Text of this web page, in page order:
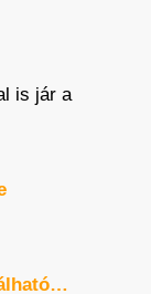
is jár a